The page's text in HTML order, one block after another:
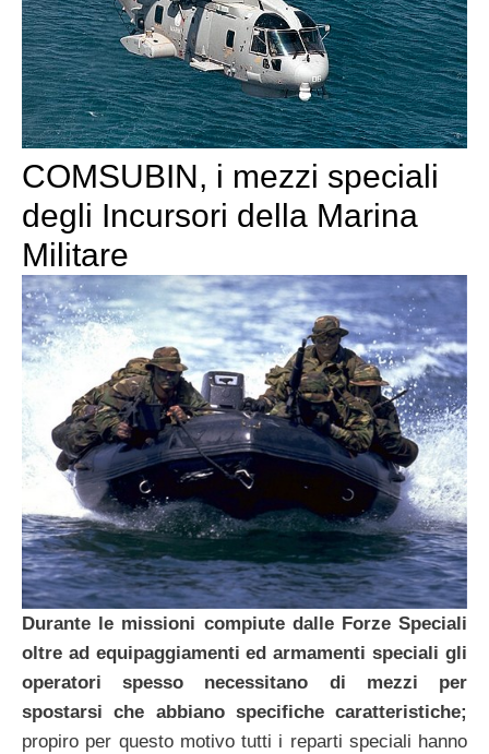
COMSUBIN, i mezzi speciali
degli Incursori della Marina
Militare
Durante le missioni compiute dalle Forze Speciali
oltre ad equipaggiamenti ed armamenti speciali gli
operatori spesso necessitano di mezzi per
spostarsi che abbiano specifiche caratteristiche;
propiro per questo motivo tutti i reparti speciali hanno